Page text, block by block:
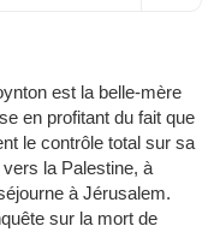
est la belle-mère
en profitant du fait que
le contrôle total sur sa
la Palestine, à
à Jérusalem.
sur la mort de